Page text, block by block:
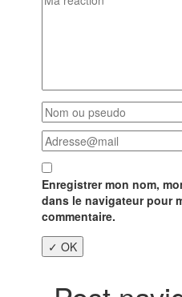
Enregistrer mon nom,
dans le navigateur pour
commentaire.